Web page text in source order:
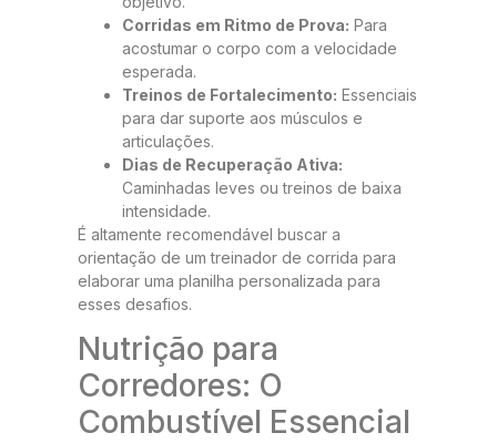
Corridas em Ritmo de Prova: Para
acostumar o corpo com a velocidade
esperada.
Treinos de Fortalecimento: Essenciais
para dar suporte aos músculos e
articulações.
Dias de Recuperação Ativa:
Caminhadas leves ou treinos de baixa
intensidade.
É altamente recomendável buscar a
orientação de um treinador de corrida para
elaborar uma planilha personalizada para
esses desafios.
Nutrição para
Corredores: O
Combustível Essencial